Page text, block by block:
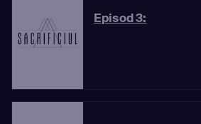
Episod 3: